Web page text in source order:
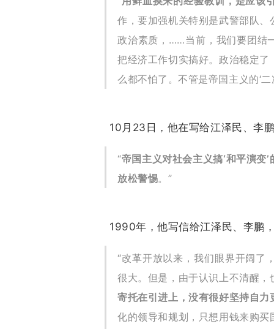
作，要加强机关特别是武警部队
政治素质，……当前，我们要团结
把经济工作切实搞好。政治稳定
么都不怕了。不管是帝国主义的‘
10月23日，他在写给江泽民、李
“帝国主义对社会主义搞‘和平演变
放松警惕。”
1990年，他写信给江泽民、李鹏
“改革开放以来，我们眼界开阔了
很大。但是，由于认识上不清醒
寄托在引进上，没有很好坚持自力
化的领导和规划，只想用钱来购